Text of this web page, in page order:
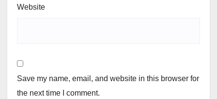
Website
Save my name, email, and website in this browser for
the next time I comment.